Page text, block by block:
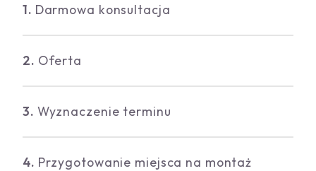
1. Darmowa konsultacja
2. Oferta
3. Wyznaczenie terminu
4. Przygotowanie miejsca na montaż